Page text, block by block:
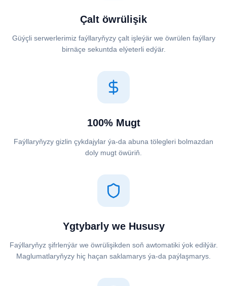
Çalt öwrülişik
Güýçli serwerlerimiz faýllaryňyzy çalt işleýär we öwrülen faýllary
birnäçe sekuntda elýeterli edýär.
100% Mugt
Faýllaryňyzy gizlin çykdajylar ýa-da abuna tölegleri bolmazdan
doly mugt öwüriň.
Ygtybarly we Hususy
Faýllaryňyz şifrlenýär we öwrülişikden soň awtomatiki ýok edilýär.
Maglumatlaryňyzy hiç haçan saklamarys ýa-da paýlaşmarys.